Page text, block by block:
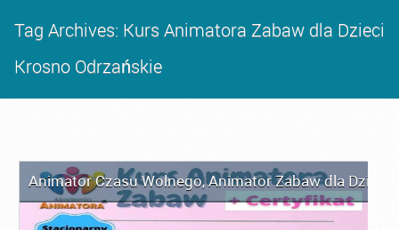
Tag Archives: Kurs Animatora Zabaw dla Dzieci
Krosno Odrzańskie
Animator Czasu Wolnego,Animator Zabaw dla Dzieci